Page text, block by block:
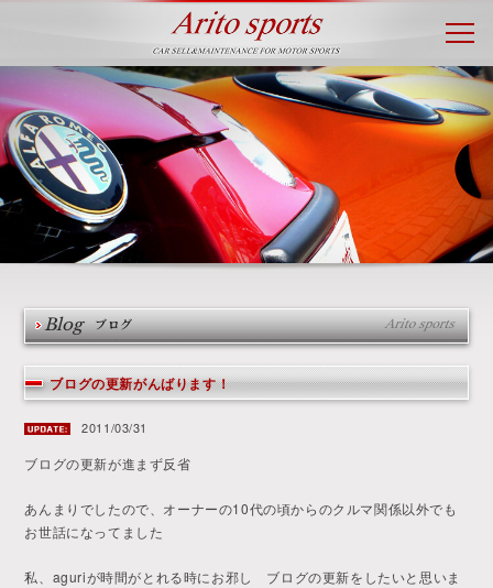
Blog ブログ
ブログの更新がんばります！
2011/03/31
ブログの更新が進まず反省
あんまりでしたので、オーナーの10代の頃からのクルマ関係以外でも
お世話になってました
私、aguriが時間がとれる時にお邪し ブログの更新をしたいと思いま